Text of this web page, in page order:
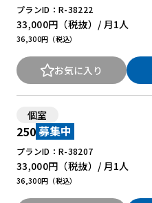
プランID：R-38222
33,000円 （税抜）/ 月
36,300円（税込）
1人
お気に入り
個室
250 募集中
プランID：R-38207
33,000円 （税抜）/ 月
36,300円（税込）
1人